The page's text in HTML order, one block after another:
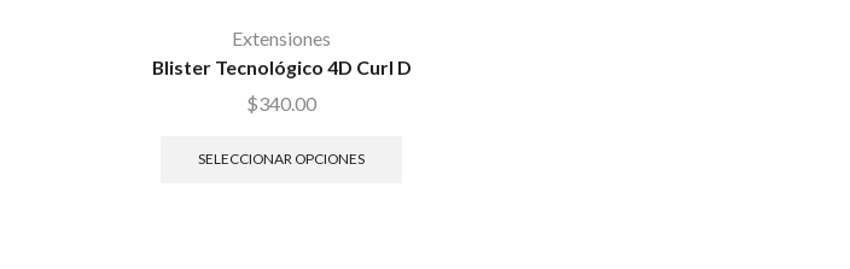
Extensiones
Blister Tecnológico 4D Curl D
$340.00
SELECCIONAR OPCIONES